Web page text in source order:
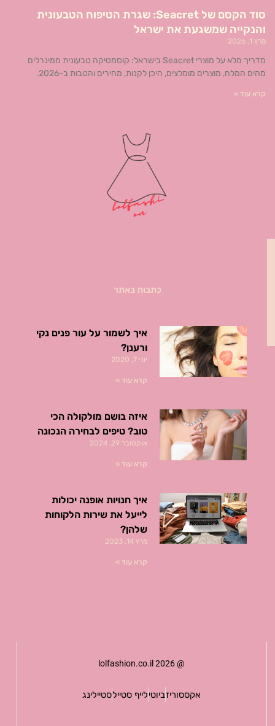
סוד הקסם של Seacret: שגרת הטיפוח הטבעונית
והנקייה שמשגעת את ישראל
מרץ 1, 2026
מדריך מלא על מוצרי Seacret בישראל: קוסמטיקה טבעונית ממינרלים
מהים המלח, מוצרים מומלצים, היכן לקנות, מחירים והטבות ב-2026.
קרא עוד »
כתבות באתר
איך לשמור על עור פנים נקי
ורענן?
יוני 7, 2020
קרא עוד »
איזה בושם מולקולה הכי
טוב? טיפים לבחירה הנכונה
אוקטובר 29, 2024
קרא עוד »
איך חנויות אופנה יכולות
לייעל את שירות הלקוחות
שלהן?
מרץ 14, 2023
קרא עוד »
@ lolfashion.co.il 2026
אקססוריזביוטילייף סטיילסטיילינג